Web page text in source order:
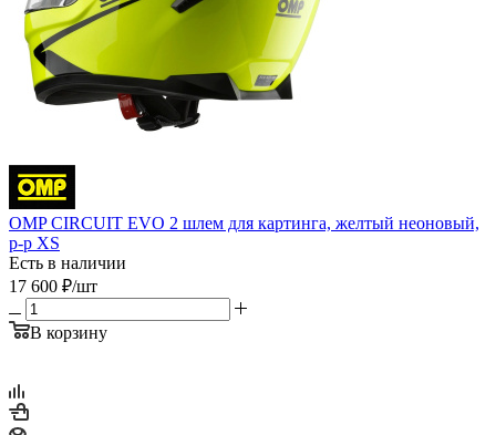
OMP CIRCUIT EVO 2 шлем для картинга, желтый неоновый,
р-р XS
Есть в наличии
17 600 ₽/шт
В корзину